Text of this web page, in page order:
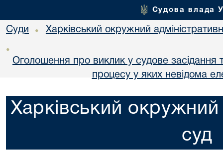
Судова влада
Суди • Харківський окружний
•
Оголошення про виклик у судове засідання
процесу у яких невідома
Харківський окружний
суд